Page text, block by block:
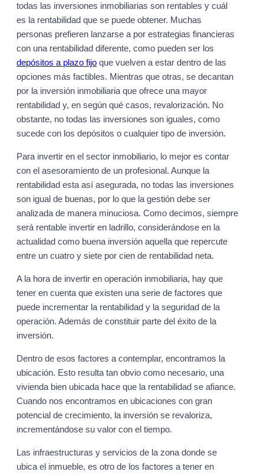
todas las inversiones inmobiliarias son rentables y cuál
es la rentabilidad que se puede obtener. Muchas
personas prefieren lanzarse a por estrategias financieras
con una rentabilidad diferente, como pueden ser los
depósitos a plazo fijo que vuelven a estar dentro de las
opciones más factibles. Mientras que otras, se decantan
por la inversión inmobiliaria que ofrece una mayor
rentabilidad y, en según qué casos, revalorización. No
obstante, no todas las inversiones son iguales, como
sucede con los depósitos o cualquier tipo de inversión.
Para invertir en el sector inmobiliario, lo mejor es contar
con el asesoramiento de un profesional. Aunque la
rentabilidad esta así asegurada, no todas las inversiones
son igual de buenas, por lo que la gestión debe ser
analizada de manera minuciosa. Como decimos, siempre
será rentable invertir en ladrillo, considerándose en la
actualidad como buena inversión aquella que repercute
entre un cuatro y siete por cien de rentabilidad neta.
A la hora de invertir en operación inmobiliaria, hay que
tener en cuenta que existen una serie de factores que
puede incrementar la rentabilidad y la seguridad de la
operación. Además de constituir parte del éxito de la
inversión.
Dentro de esos factores a contemplar, encontramos la
ubicación. Esto resulta tan obvio como necesario, una
vivienda bien ubicada hace que la rentabilidad se afiance.
Cuando nos encontramos en ubicaciones con gran
potencial de crecimiento, la inversión se revaloriza,
incrementándose su valor con el tiempo.
Las infraestructuras y servicios de la zona donde se
ubica el inmueble, es otro de los factores a tener en